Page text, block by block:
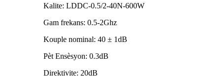
Kalite: LDDC-0.5/2-40N-600W
Gam frekans: 0.5-2Ghz
Kouple nominal: 40 ± 1dB
Pèt Ensèsyon: 0.3dB
Direktivite: 20dB